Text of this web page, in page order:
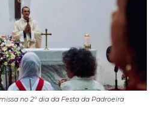
no 2º dia da Festa da Padroeira